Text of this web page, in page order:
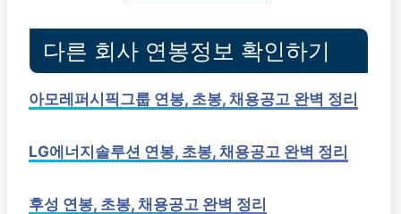
다른 회사 연봉정보 확인하기
아모레퍼시픽그룹 연봉, 초봉, 채용공고 완벽 정리
LG에너지솔루션 연봉, 초봉, 채용공고 완벽 정리
후성 연봉, 초봉, 채용공고 완벽 정리